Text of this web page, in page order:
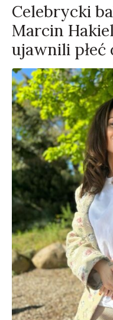
Celebrycki
Marcin
ujawnili płeć